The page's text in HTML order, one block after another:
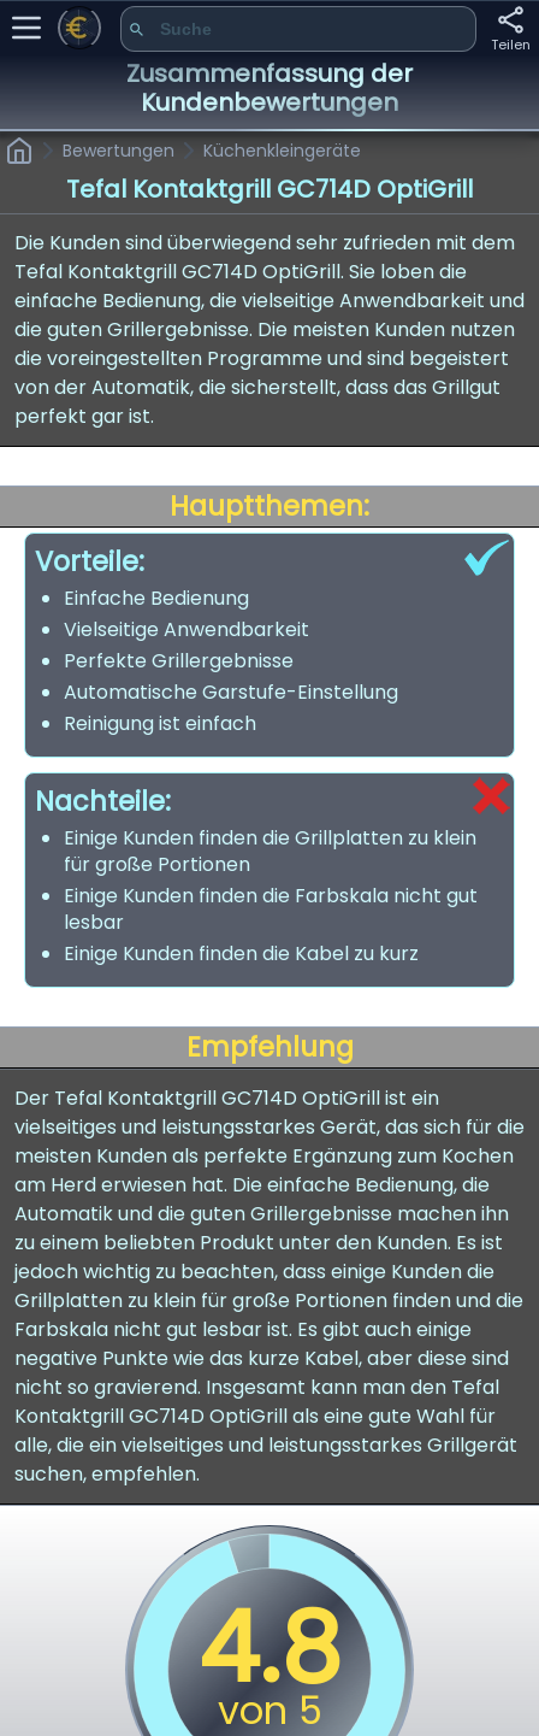
Teilen
Zusammenfassung der
Kundenbewertungen
Bewertungen Küchenkleingeräte
Tefal Kontaktgrill GC714D OptiGrill
Die Kunden sind überwiegend sehr zufrieden mit dem
Tefal Kontaktgrill GC714D OptiGrill. Sie loben die
einfache Bedienung, die vielseitige Anwendbarkeit und
die guten Grillergebnisse. Die meisten Kunden nutzen
die voreingestellten Programme und sind begeistert
von der Automatik, die sicherstellt, dass das Grillgut
perfekt gar ist.
Hauptthemen:
Vorteile:
Einfache Bedienung
Vielseitige Anwendbarkeit
Perfekte Grillergebnisse
Automatische Garstufe-Einstellung
Reinigung ist einfach
Nachteile:
Einige Kunden finden die Grillplatten zu klein
für große Portionen
Einige Kunden finden die Farbskala nicht gut
lesbar
Einige Kunden finden die Kabel zu kurz
Empfehlung
Der Tefal Kontaktgrill GC714D OptiGrill ist ein
vielseitiges und leistungsstarkes Gerät, das sich für die
meisten Kunden als perfekte Ergänzung zum Kochen
am Herd erwiesen hat. Die einfache Bedienung, die
Automatik und die guten Grillergebnisse machen ihn
zu einem beliebten Produkt unter den Kunden. Es ist
jedoch wichtig zu beachten, dass einige Kunden die
Grillplatten zu klein für große Portionen finden und die
Farbskala nicht gut lesbar ist. Es gibt auch einige
negative Punkte wie das kurze Kabel, aber diese sind
nicht so gravierend. Insgesamt kann man den Tefal
Kontaktgrill GC714D OptiGrill als eine gute Wahl für
alle, die ein vielseitiges und leistungsstarkes Grillgerät
suchen, empfehlen.